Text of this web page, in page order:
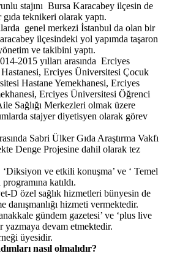
stajını Bursa Karacabey ilçesin de
teknikeri olarak yaptı.
genel merkezi İstanbul da olan bir
ilçesindeki yol yapımda taşaron
ve takibini yaptı.
2015 yılları arasında Erciyes
Erciyes Üniversitesi Çocuk
Hastane Yemekhanesi, Erciyes
Erciyes Üniversitesi Öğrenci
Sağlığı Merkezleri olmak üzere
stajyer diyetisyen olarak görev
Sabri Ülker Gıda Araştırma Vakfı
Denge Projesine dahil olarak tez
‘Diksiyon ve etkili konuşma’ ve ‘ Temel
katıldı.
D özel sağlık hizmetleri bünyesin de
danışmanlığı hizmeti vermektedir.
gündem gazetesi’ ve ‘plus live
yazmaya devam etmektedir.
üyesidir.
nasıl olmalıdır?